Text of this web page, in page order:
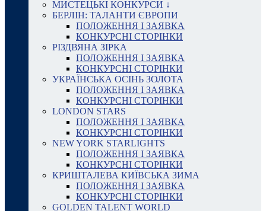
МИСТЕЦЬКІ КОНКУРСИ ↓
БЕРЛІН: ТАЛАНТИ ЄВРОПИ
ПОЛОЖЕННЯ І ЗАЯВКА
КОНКУРСНІ СТОРІНКИ
РІЗДВЯНА ЗІРКА
ПОЛОЖЕННЯ І ЗАЯВКА
КОНКУРСНІ СТОРІНКИ
УКРАЇНСЬКА ОСІНЬ ЗОЛОТА
ПОЛОЖЕННЯ І ЗАЯВКА
КОНКУРСНІ СТОРІНКИ
LONDON STARS
ПОЛОЖЕННЯ І ЗАЯВКА
КОНКУРСНІ СТОРІНКИ
NEW YORK STARLIGHTS
ПОЛОЖЕННЯ І ЗАЯВКА
КОНКУРСНІ СТОРІНКИ
КРИШТАЛЕВА КИЇВСЬКА ЗИМА
ПОЛОЖЕННЯ І ЗАЯВКА
КОНКУРСНІ СТОРІНКИ
GOLDEN TALENT WORLD